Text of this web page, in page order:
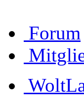
Forum